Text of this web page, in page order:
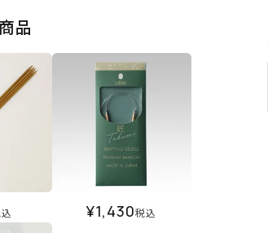
品
¥1,430税込